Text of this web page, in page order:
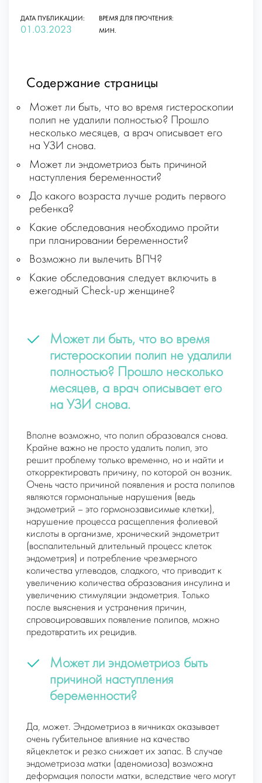
ДАТА ПУБЛИКАЦИИ:
01.03.2023
ВРЕМЯ ДЛЯ ПРОЧТЕНИЯ:
МИН.
Содержание страницы
Может ли быть, что во время гистероскопии
полип не удалили полностью? Прошло
несколько месяцев, а врач описывает его
на УЗИ снова.
Может ли эндометриоз быть причиной
наступления беременности?
До какого возраста лучше родить первого
ребенка?
Какие обследования необходимо пройти
при планировании беременности?
Возможно ли вылечить ВПЧ?
Какие обследования следует включить в
ежегодный Check-up женщине?
Может ли быть, что во время
гистероскопии полип не удалили
полностью? Прошло несколько
месяцев, а врач описывает его
на УЗИ снова.
Вполне возможно, что полип образовался снова.
Крайне важно не просто удалить полип, это
решит проблему только временно, но и найти и
откорректировать причину, по которой он возник.
Очень часто причиной появления и роста полипов
являются гормональные нарушения (ведь
эндометрий – это гормонозависимые клетки),
нарушение процесса расщепления фолиевой
кислоты в организме, хронический эндометрит
(воспалительный длительный процесс клеток
эндометрия) и потребление чрезмерного
количества углеводов, сладкого, что приводит к
увеличению количества образования инсулина и
увеличению стимуляции эндометрия. Только
после выяснения и устранения причин,
спровоцировавших появление полипов, можно
предотвратить их рецидив.
Может ли эндометриоз быть
причиной наступления
беременности?
Да, может. Эндометриоз в яичниках оказывает
очень губительное влияние на качество
яйцеклеток и резко снижает их запас. В случае
эндометриоза матки (аденомиоза) возможна
деформация полости матки, вследствие чего могут